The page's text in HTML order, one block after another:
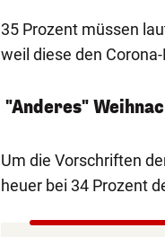
35 Prozent müssen
weil diese den
"Anderes"
Um die Vorschriften
heuer bei 34 Prozent